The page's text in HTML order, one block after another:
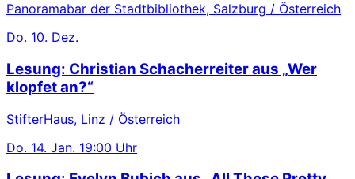
Panoramabar der Stadtbibliothek, Salzburg / Österreich
Do. 10. Dez.
Lesung: Christian Schacherreiter aus „Wer
klopfet an?“
StifterHaus, Linz / Österreich
Do. 14. Jan. 19:00 Uhr